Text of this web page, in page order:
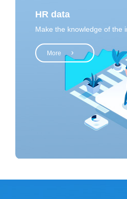
HR data
Make the knowledge of the
More